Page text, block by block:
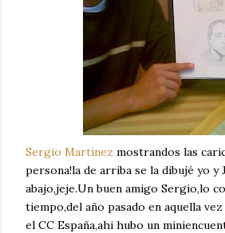
Sergio Martinez mostrandos las
persona!la de arriba se la dibujé yo y
abajo,jeje.Un buen amigo Sergio,lo
tiempo,del año pasado en aquella
el CC España,ahi hubo un